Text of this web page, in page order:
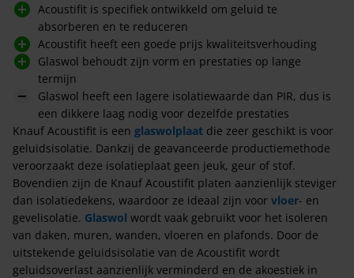
Acoustifit is specifiek ontwikkeld om geluid te
absorberen en te reduceren
Acoustifit heeft een goede prijs kwaliteitsverhouding
Glaswol behoudt zijn vorm en prestaties op lange
termijn
Glaswol heeft een lagere isolatiewaarde dan PIR, dus is
een dikkere laag nodig voor dezelfde prestaties
Knauf Acoustifit is een glaswolplaat die zeer geschikt is voor
geluidsisolatie. Dankzij de geavanceerde productiemethode
veroorzaakt deze isolatieplaat geen jeuk, geur of stof.
Bovendien zijn de Knauf Acoustifit platen aanzienlijk steviger
dan isolatiedekens, waardoor ze ideaal zijn voor vloer- en
gevelisolatie. Glaswol wordt vaak gebruikt voor het isoleren
van daken, muren, wanden, vloeren en plafonds. Door de
uitstekende geluidsisolatie van de Acoustifit wordt
geluidsoverlast aanzienlijk verminderd en de akoestiek in